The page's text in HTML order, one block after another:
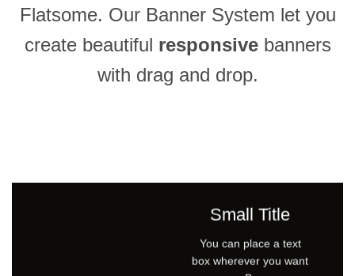
Flatsome. Our Banner System let you
create beautiful responsivebanners
with drag and drop.
Small Title
You can place a text
box wherever you want